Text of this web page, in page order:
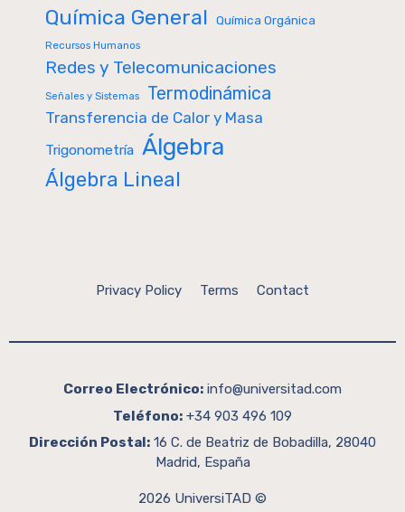
Química General Química Orgánica
Recursos Humanos
Redes y Telecomunicaciones
Señales y Sistemas Termodinámica
Transferencia de Calor y Masa
Trigonometría Álgebra
Álgebra Lineal
Privacy Policy Terms Contact
Correo Electrónico: info@universitad.com
Teléfono: +34 903 496 109
Dirección Postal: 16 C. de Beatriz de Bobadilla, 28040
Madrid, España
2026 UniversiTAD ©